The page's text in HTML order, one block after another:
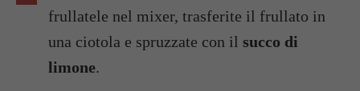
frullatele nel mixer, trasferite il frullato in
una ciotola e spruzzate con il succo di
limone.